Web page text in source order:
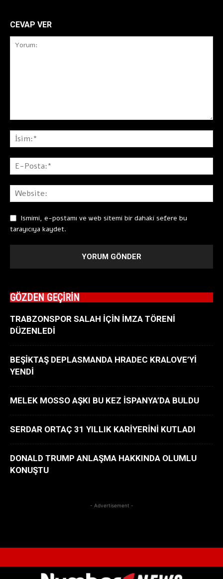
CEVAP VER
Ismimi, e-postamı ve web sitemi bir dahaki sefere bu
tarayıcıya kaydet.
GÖZDEN GEÇİRİN
TRABZONSPOR SALAH İÇİN İMZA TÖRENİ
DÜZENLEDİ
BEŞİKTAŞ DEPLASMANDA HRADEC KRALOVE’Yİ
YENDİ
MELEK MOSSO AŞKI BU KEZ İSPANYA’DA BULDU
SERDAR ORTAÇ 31 YILLIK KARİYERİNİ KUTLADI
DONALD TRUMP ANLAŞMA HAKKINDA OLUMLU
KONUŞTU
- Advertisement -